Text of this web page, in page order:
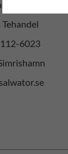
av dig till oss!
6023